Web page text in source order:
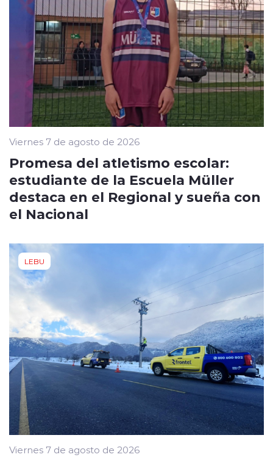
Viernes 7 de agosto de 2026
Promesa del atletismo escolar:
estudiante de la Escuela Müller
destaca en el Regional y sueña con
el Nacional
LEBU
Viernes 7 de agosto de 2026